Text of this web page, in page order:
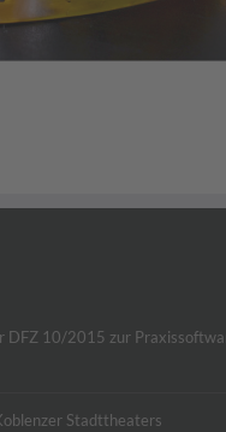
DFZ 10/2015 zur
Stadttheaters